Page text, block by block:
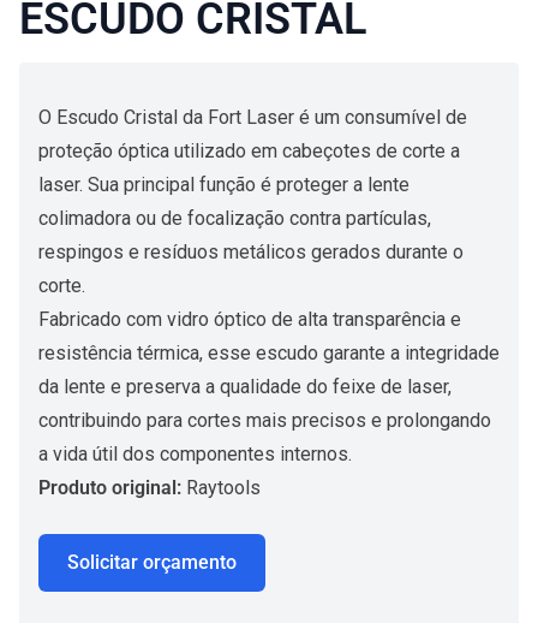
ESCUDO CRISTAL
O Escudo Cristal da Fort Laser é um consumível de
proteção óptica utilizado em cabeçotes de corte a
laser. Sua principal função é proteger a lente
colimadora ou de focalização contra partículas,
respingos e resíduos metálicos gerados durante o
corte.
Fabricado com vidro óptico de alta transparência e
resistência térmica, esse escudo garante a integridade
da lente e preserva a qualidade do feixe de laser,
contribuindo para cortes mais precisos e prolongando
a vida útil dos componentes internos.
Produto original: Raytools
Solicitar orçamento